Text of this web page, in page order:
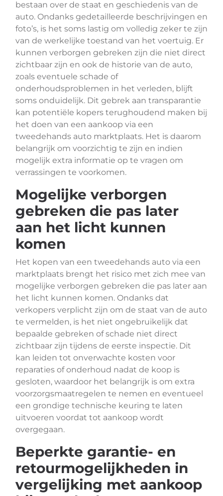
bestaan over de staat en geschiedenis van de
auto. Ondanks gedetailleerde beschrijvingen en
foto’s, is het soms lastig om volledig zeker te zijn
van de werkelijke toestand van het voertuig. Er
kunnen verborgen gebreken zijn die niet direct
zichtbaar zijn en ook de historie van de auto,
zoals eventuele schade of
onderhoudsproblemen in het verleden, blijft
soms onduidelijk. Dit gebrek aan transparantie
kan potentiële kopers terughoudend maken bij
het doen van een aankoop via een
tweedehands auto marktplaats. Het is daarom
belangrijk om voorzichtig te zijn en indien
mogelijk extra informatie op te vragen om
verrassingen te voorkomen.
Mogelijke verborgen
gebreken die pas later
aan het licht kunnen
komen
Het kopen van een tweedehands auto via een
marktplaats brengt het risico met zich mee van
mogelijke verborgen gebreken die pas later aan
het licht kunnen komen. Ondanks dat
verkopers verplicht zijn om de staat van de auto
te vermelden, is het niet ongebruikelijk dat
bepaalde gebreken of schade niet direct
zichtbaar zijn tijdens de eerste inspectie. Dit
kan leiden tot onverwachte kosten voor
reparaties of onderhoud nadat de koop is
gesloten, waardoor het belangrijk is om extra
voorzorgsmaatregelen te nemen en eventueel
een grondige technische keuring te laten
uitvoeren voordat tot aankoop wordt
overgegaan.
Beperkte garantie- en
retourmogelijkheden in
vergelijking met aankoop